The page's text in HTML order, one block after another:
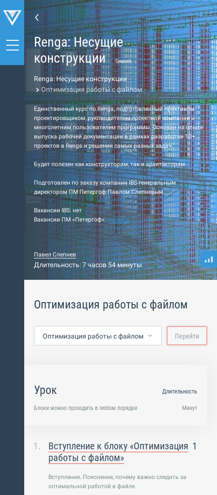
Renga: Несущие
конструкции
Средний
Renga: Несущие конструкции
Оптимизация работы с файлом
Единственный курс по Renga, подготовленный практиком-
проектировщиком, руководителем проектной компании и
многолетним пользователем программы. Основан на опыте
выпуска рабочей документации в рамках разработки 10+
проектов в Renga и решении самых разных задач.
Будет полезен как конструкторам, так и архитекторам.
Подготовлен по заказу компании IBS генеральным
директором ПМ Петергоф Павлом Слепневым.
Вакансии IBS: нет
Вакансии ПМ «Петергоф»:перейти
Павел Слепнев
Длительность: 7 часов 54 минуты
Оптимизация работы с файлом
Оптимизация работы с файлом Перейти
Урок
Блоки можно проходить в любом порядке
Длительность
Минут
Вступление к блоку «Оптимизация
работы с файлом»
1
Вступление. Пояснение, почему важно следить за
оптимальной работой в файле.